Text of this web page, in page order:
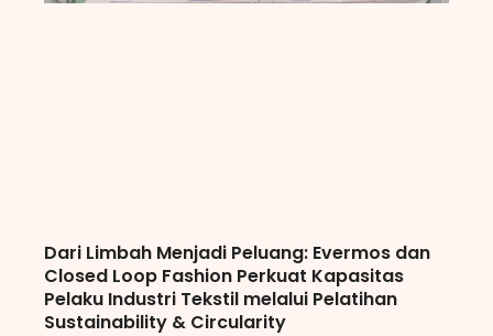
Dari Limbah Menjadi Peluang: Evermos dan
Closed Loop Fashion Perkuat Kapasitas
Pelaku Industri Tekstil melalui Pelatihan
Sustainability & Circularity